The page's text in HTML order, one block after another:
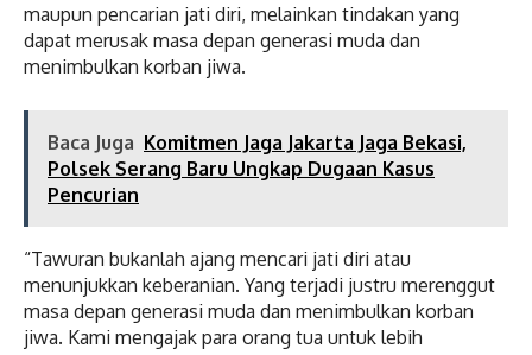
maupun pencarian jati diri, melainkan tindakan yang
dapat merusak masa depan generasi muda dan
menimbulkan korban jiwa.
Baca Juga Komitmen Jaga Jakarta Jaga Bekasi,
Polsek Serang Baru Ungkap Dugaan Kasus
Pencurian
“Tawuran bukanlah ajang mencari jati diri atau
menunjukkan keberanian. Yang terjadi justru merenggut
masa depan generasi muda dan menimbulkan korban
jiwa. Kami mengajak para orang tua untuk lebih